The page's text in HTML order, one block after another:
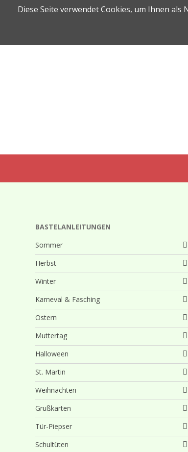
BASTELANLEITUNGEN
Sommer
Herbst
Winter
Karneval & Fasching
Ostern
Muttertag
Halloween
St. Martin
Weihnachten
Grußkarten
Tür-Piepser
Schultüten
Diese Seite verwendet Cookies, um Ihnen